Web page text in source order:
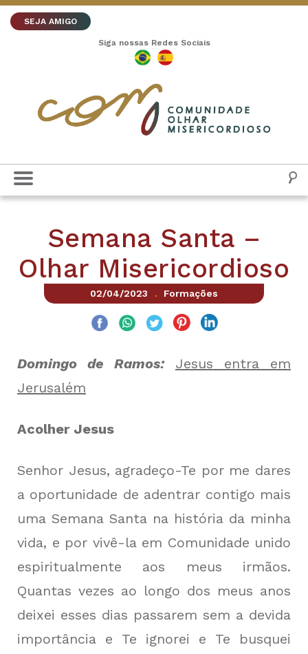
SEJA AMIGO
Siga nossas Redes Sociais
Semana Santa –
Olhar Misericordioso
02/04/2023 . Formações
Domingo de Ramos:
Jesus entra em
Jerusalém
Acolher Jesus
Senhor Jesus, agradeço-Te por me dares
a oportunidade de adentrar contigo mais
uma Semana Santa na história da minha
vida, e por vivê-la em Comunidade unido
espiritualmente aos meus irmãos.
Quantas vezes ao longo dos meus anos
deixei esses dias passarem sem a devida
importância e Te ignorei e Te busquei